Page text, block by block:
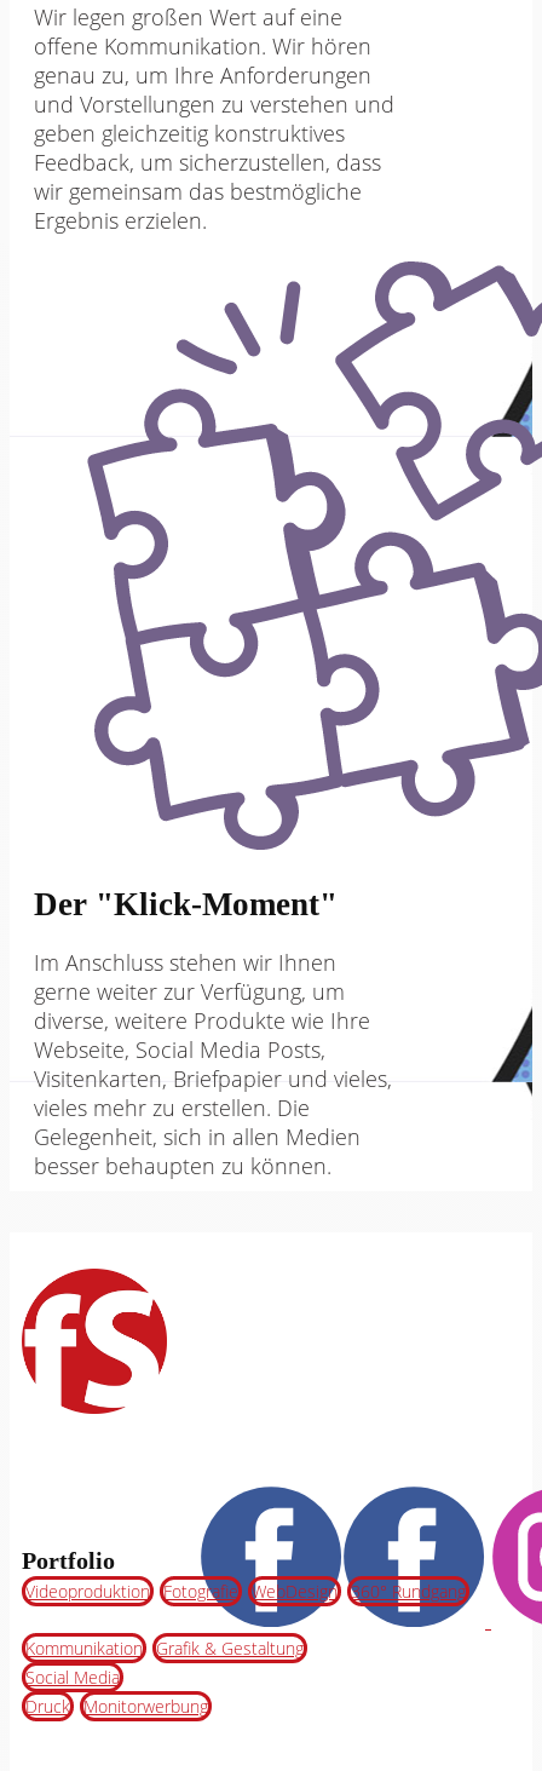
Wir legen großen Wert auf eine
offene Kommunikation. Wir hören
genau zu, um Ihre Anforderungen
und Vorstellungen zu verstehen und
geben gleichzeitig konstruktives
Feedback, um sicherzustellen, dass
wir gemeinsam das bestmögliche
Ergebnis erzielen.
Der "Klick-Moment"
Im Anschluss stehen wir Ihnen
gerne weiter zur Verfügung, um
diverse, weitere Produkte wie Ihre
Webseite, Social Media Posts,
Visitenkarten, Briefpapier und vieles,
vieles mehr zu erstellen. Die
Gelegenheit, sich in allen Medien
besser behaupten zu können.
Portfolio
Videoproduktion Fotografie WebDesign 360° Rundgang
Kommunikation Grafik & Gestaltung
Social Media
Druck Monitorwerbung